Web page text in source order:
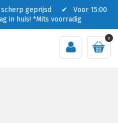
geprijsd ✔ Voor 15:00
in huis! *Mits voorradig
0